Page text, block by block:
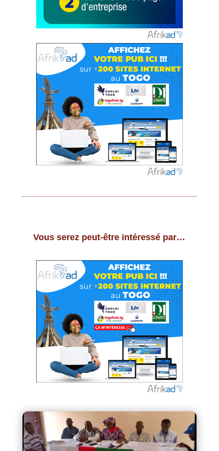
Vous serez peut-être intéressé par…